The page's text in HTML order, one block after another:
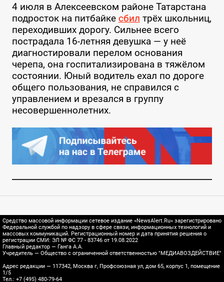
4 июля в Алексеевском районе Татарстана
подросток на питбайке сбил трёх школьниц,
переходивших дорогу. Сильнее всего
пострадала 16-летняя девушка — у неё
диагностировали перелом основания
черепа, она госпитализирована в тяжёлом
состоянии. Юный водитель ехал по дороге
общего пользования, не справился с
управлением и врезался в группу
несовершеннолетних.
Средство массовой информации сетевое издание «NewsAlert.Ru» зарегистрировано
Федеральной службой по надзору в сфере связи, информационных технологий и
массовых коммуникаций. Регистрационный номер и дата принятия решения о
регистрации СМИ: ЭЛ № ФС 77 - 83746 от 19.08.2022
Главный редактор — Ганга А.А.
Учредитель — Общество с ограниченной ответственностью "МЕДИАВОЗДЕЙСТВИЕ"
Адрес редакции — 117342, Москва г, Профсоюзная ул, дом 65, корпус 1, помещение
1/5
Тел.: +7 (495) 480-79-64